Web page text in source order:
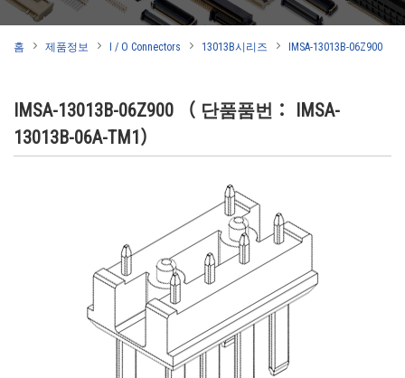
홈 제품정보 I / O Connectors 13013B시리즈 IMSA-13013B-06Z900
IMSA-13013B-06Z900 （ 단품품번： IMSA-
13013B-06A-TM1）